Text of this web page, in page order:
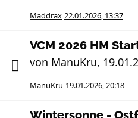
Maddrax 22.01.2026, 13:37
VCM 2026 HM
von ManuKru,
ManuKru 19.01.2026, 20:18